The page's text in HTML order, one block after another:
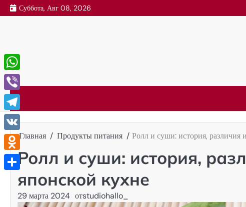
Перейти
к
Суббота, Авг 08, 2026
Главная Продукты питания Ролл и суши: история, различия
Ролл и суши: история,
японской кухне
29 марта 2024 отstudiohallo_
WhatsApp
Viber
Telegram
VK
Odnoklassniki
Отправить